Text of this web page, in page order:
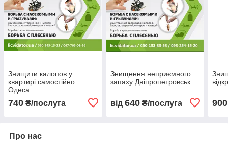
Знищити калопов у
квартирі самостійно
Одеса
740 ₴/послуга
Знищення неприємного
запаху Дніпропетровськ
від 640₴/послуга 900
Про нас